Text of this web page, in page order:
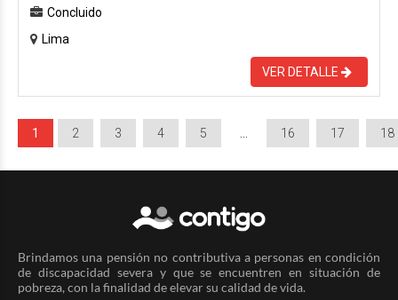
Concluido
Lima
VER DETALLE
1 2 3 4 5 16 17 18
Brindamos una pensión no contributiva a personas en condición
de discapacidad severa y que se encuentren en situación de
pobreza, con la finalidad de elevar su calidad de vida.